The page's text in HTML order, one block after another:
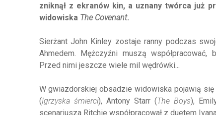
zniknął z ekranów kin, a uznany twórca już
widowiska The Covenant.
Sierżant John Kinley zostaje ranny podczas
Ahmedem. Mężczyźni muszą
Przed nimi jeszcze wiele mil wędrówki...
W gwiazdorskiej obsadzie widowiska pojawią się
(Igrzyska śmierci), Antony Starr (The Boys),
scenariusza Ritchie współpracował z duetem